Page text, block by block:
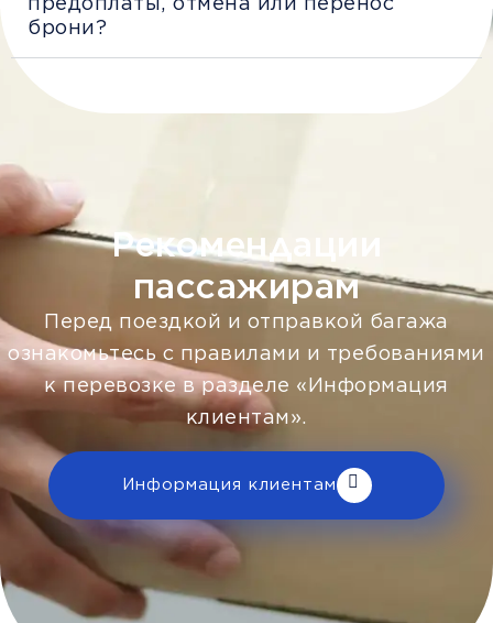
предоплаты, отмена или перенос
брони?
Рекомендации
пассажирам
Перед поездкой и отправкой багажа
ознакомьтесь с правилами и требованиями
к перевозке в разделе «Информация
клиентам».
Информация клиентам